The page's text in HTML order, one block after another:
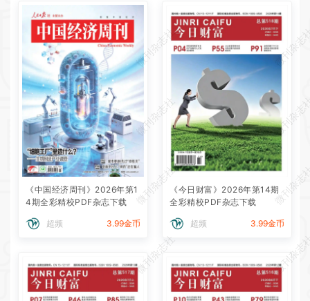
《中国经济周刊》2026年第1
4期全彩精校PDF杂志下载
超频 3.99金币
《今日财富》2026年第14期
全彩精校PDF杂志下载
超频 3.99金币
微刊杂志社
微刊杂
微刊杂志社
微刊杂
微刊杂志社
微刊杂
微刊杂志社
微刊杂